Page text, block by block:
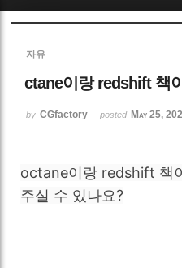
자유
ctane이랑 redshift 책
by CGfactory posted May 25,
octane이랑 redshift 책
주실 수 있나요?
Sketchbook5,
Sketchbook5,